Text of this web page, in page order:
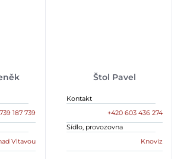
187 739
Vltavou
Štol Pavel
Kontakt
+420 603 436 274
Sídlo, provozovna
Knovíz